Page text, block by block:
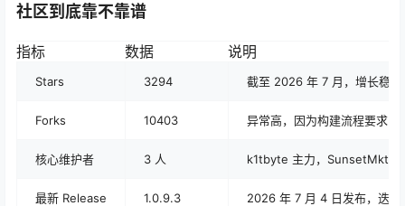
社区到底靠不靠谱
指标 数据 说明
Stars 3294 截至 2026 年 7 月，增长稳定
Forks 10403 异常高，因为构建流程要求
核心维护者 3 人 k1tbyte 主力，SunsetMkt/
最新 Release 1.0.9.3 2026 年 7 月 4 日发布，迭代